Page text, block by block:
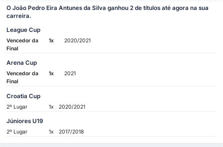
O João Pedro Eira Antunes da Silva ganhou 2 de títulos até agora na sua
carreira.
League Cup
Vencedor da
Final
1x 2020/2021
Arena Cup
Vencedor da
Final
1x 2021
Croatia Cup
2º Lugar 1x 2020/2021
Júniores U19
2º Lugar 1x 2017/2018